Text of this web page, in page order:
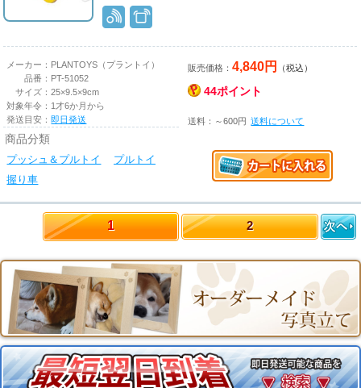
メーカー： PLANTOYS（プラントイ）
品番： PT-51052
サイズ：25×9.5×9cm
対象年令： 1才6か月から
発送目安：即日発送
商品分類
プッシュ＆プルトイ
プルトイ
握り車
販売価格：4,840円 （税込）
44ポイント
送料：～600円 送料について
1 2